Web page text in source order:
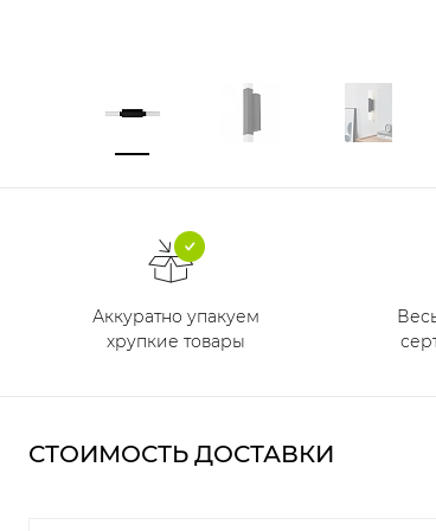
Аккуратно упакуем
хрупкие товары
СТОИМОСТЬ ДОСТАВКИ